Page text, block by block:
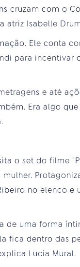
cruzam com o
atriz Isabelle
Ele conta
para incentivar
e até
Era algo
o set do filme
no elenco e
de uma forma
fica dentro das
Lucia Mural.